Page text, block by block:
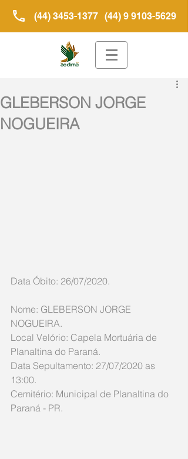
(44) 3453-1377 (44) 9 9103-5629
GLEBERSON JORGE
NOGUEIRA
Data Óbito: 26/07/2020.
Nome: GLEBERSON JORGE
NOGUEIRA.
Local Velório: Capela Mortuária de
Planaltina do Paraná.
Data Sepultamento: 27/07/2020 as
13:00.
Cemitério: Municipal de Planaltina do
Paraná - PR.